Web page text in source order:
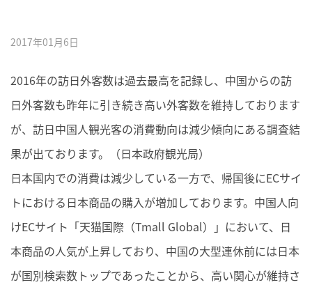
2017年01月6日
2016年の訪日外客数は過去最高を記録し、中国からの訪
日外客数も昨年に引き続き高い外客数を維持しております
が、訪日中国人観光客の消費動向は減少傾向にある調査結
果が出ております。（日本政府観光局）
日本国内での消費は減少している一方で、帰国後にECサイ
トにおける日本商品の購入が増加しております。中国人向
けECサイト「天猫国際（Tmall Global）」において、日
本商品の人気が上昇しており、中国の大型連休前には日本
が国別検索数トップであったことから、高い関心が維持さ